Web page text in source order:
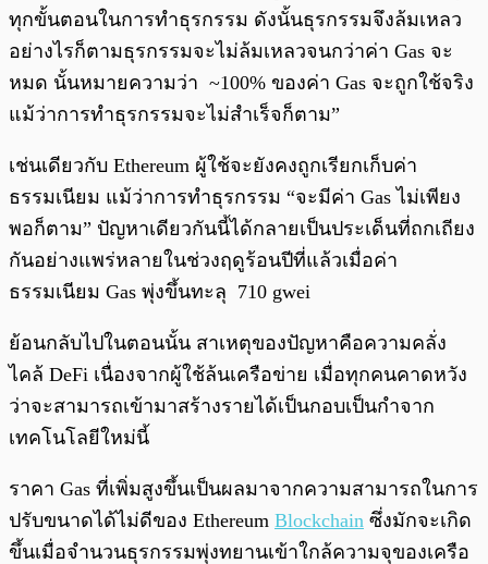
ทุกขั้นตอนในการทำธุรกรรม ดังนั้นธุรกรรมจึงล้มเหลว
อย่างไรก็ตามธุรกรรมจะไม่ล้มเหลวจนกว่าค่า Gas จะ
หมด นั้นหมายความว่า ~100% ของค่า Gas จะถูกใช้จริง
แม้ว่าการทำธุรกรรมจะไม่สำเร็จก็ตาม”
เช่นเดียวกับ Ethereum ผู้ใช้จะยังคงถูกเรียกเก็บค่า
ธรรมเนียม แม้ว่าการทำธุรกรรม “จะมีค่า Gas ไม่เพียง
พอก็ตาม” ปัญหาเดียวกันนี้ได้กลายเป็นประเด็นที่ถกเถียง
กันอย่างแพร่หลายในช่วงฤดูร้อนปีที่แล้วเมื่อค่า
ธรรมเนียม Gas พุ่งขึ้นทะลุ 710 gwei
ย้อนกลับไปในตอนนั้น สาเหตุของปัญหาคือความคลั่ง
ไคล้ DeFi เนื่องจากผู้ใช้ล้นเครือข่าย เมื่อทุกคนคาดหวัง
ว่าจะสามารถเข้ามาสร้างรายได้เป็นกอบเป็นกำจาก
เทคโนโลยีใหม่นี้
ราคา Gas ที่เพิ่มสูงขึ้นเป็นผลมาจากความสามารถในการ
ปรับขนาดได้ไม่ดีของ Ethereum Blockchain ซึ่งมักจะเกิด
ขึ้นเมื่อจำนวนธุรกรรมพุ่งทยานเข้าใกล้ความจุของเครือ